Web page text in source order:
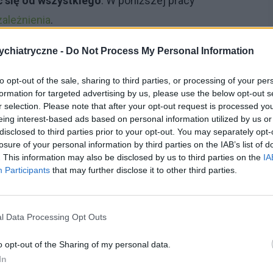
- Do Not Process My Personal Information
opt-out of the sale, sharing to third parties, or processing of your
for targeted advertising by us, please use the below opt-out
selection. Please note that after your opt-out request is processed
interest-based ads based on personal information utilized by us
to third parties prior to your opt-out. You may separately
of your personal information by third parties on the IAB’s list of
This information may also be disclosed by us to third parties on the
Participants that may further disclose it to other third parties.
Data Processing Opt Outs
opt-out of the Sharing of my personal data.
.
Internetu (siecioholizm)?
z komputera w celu przeglądania portali
zaniedbują siebie i rodzinę, zapominają o
spędzają na siedzeniu przed komputerem.
jak i osób starszych.
na naszym zdrowiu, pojawiają się bóle głowy,
równowagi, problemy ze wzrokiem, ze snem, z
po około 12 miesiącach obserwacji chorego.